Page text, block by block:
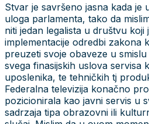
Stvar je savršeno jasna kada je
uloga parlamenta, tako da
niti jedan legalista u društvu koji
implementacije odredbi zakona
preuzeti svoje obaveze u
svega finasijskih uslova servisa
uposlenika, te tehničkih tj
Federalna televizija konačno
pozicionirala kao javni servis u
sadrzaja tipa obrazovni ili